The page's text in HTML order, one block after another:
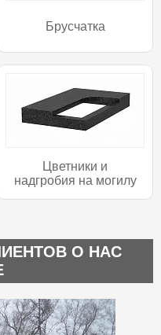
Брусчатка
Цветники и
надгробия на могилу
О НАС